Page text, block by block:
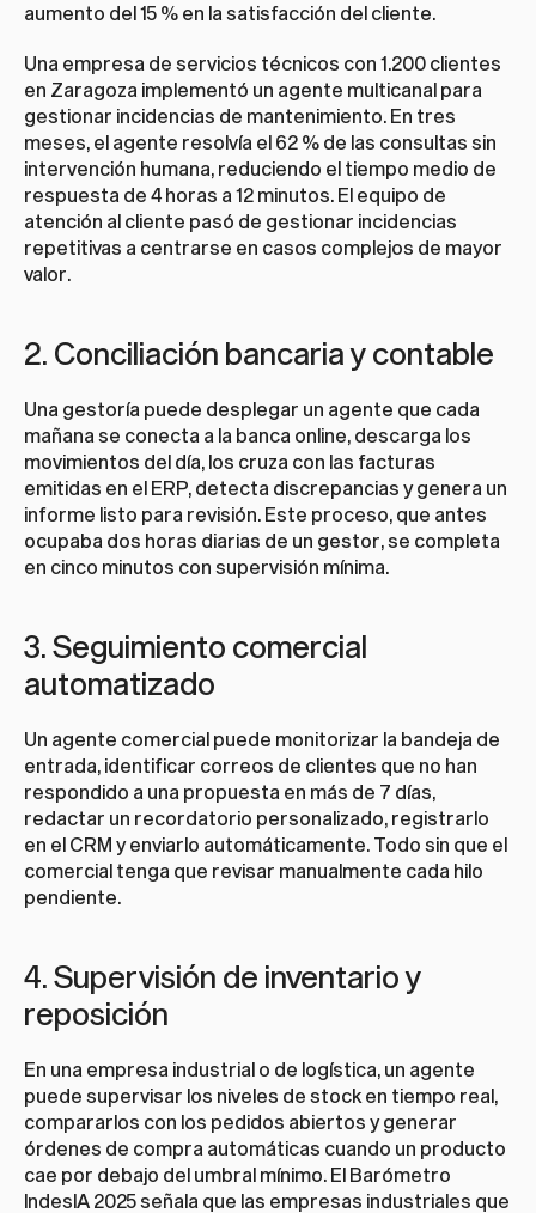
aumento del 15 % en la satisfacción del cliente.
Una empresa de servicios técnicos con 1.200 clientes
en Zaragoza implementó un agente multicanal para
gestionar incidencias de mantenimiento. En tres
meses, el agente resolvía el 62 % de las consultas sin
intervención humana, reduciendo el tiempo medio de
respuesta de 4 horas a 12 minutos. El equipo de
atención al cliente pasó de gestionar incidencias
repetitivas a centrarse en casos complejos de mayor
valor.
2. Conciliación bancaria y contable
Una gestoría puede desplegar un agente que cada
mañana se conecta a la banca online, descarga los
movimientos del día, los cruza con las facturas
emitidas en el ERP, detecta discrepancias y genera un
informe listo para revisión. Este proceso, que antes
ocupaba dos horas diarias de un gestor, se completa
en cinco minutos con supervisión mínima.
3. Seguimiento comercial
automatizado
Un agente comercial puede monitorizar la bandeja de
entrada, identificar correos de clientes que no han
respondido a una propuesta en más de 7 días,
redactar un recordatorio personalizado, registrarlo
en el CRM y enviarlo automáticamente. Todo sin que el
comercial tenga que revisar manualmente cada hilo
pendiente.
4. Supervisión de inventario y
reposición
En una empresa industrial o de logística, un agente
puede supervisar los niveles de stock en tiempo real,
compararlos con los pedidos abiertos y generar
órdenes de compra automáticas cuando un producto
cae por debajo del umbral mínimo. El Barómetro
IndesIA 2025 señala que las empresas industriales que